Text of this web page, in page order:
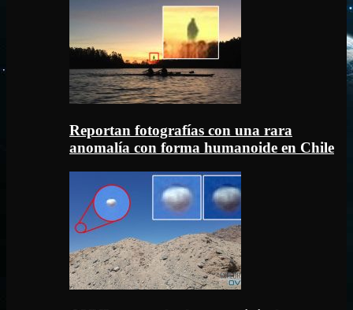
Reportan fotografías con una rara
anomalía con forma humanoide en Chile